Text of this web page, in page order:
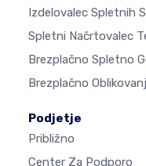
Izdelovalec Spletnih
Spletni Načrtovalec
Brezplačno Spletno
Brezplačno
Podjetje
Približno
Center Za Podporo